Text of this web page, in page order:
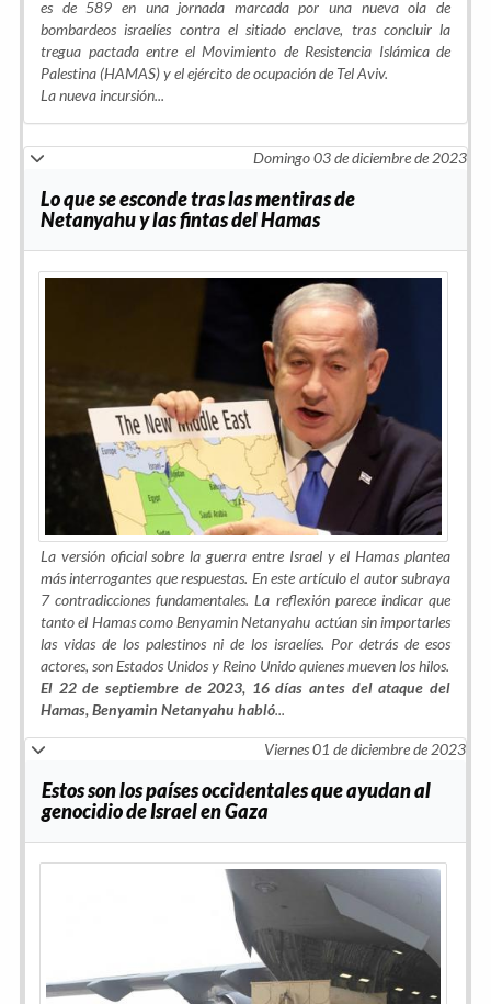
es de 589 en una jornada marcada por una nueva ola de
bombardeos israelíes contra el sitiado enclave, tras concluir la
tregua pactada entre el Movimiento de Resistencia Islámica de
Palestina (HAMAS) y el ejército de ocupación de Tel Aviv.
La nueva incursión...
Domingo 03 de diciembre de 2023
Lo que se esconde tras las mentiras de
Netanyahu y las fintas del Hamas
La versión oficial sobre la guerra entre Israel y el Hamas plantea
más interrogantes que respuestas. En este artículo el autor subraya
7 contradicciones fundamentales. La reflexión parece indicar que
tanto el Hamas como Benyamin Netanyahu actúan sin importarles
las vidas de los palestinos ni de los israelíes. Por detrás de esos
actores, son Estados Unidos y Reino Unido quienes mueven los hilos.
El 22 de septiembre de 2023, 16 días antes del ataque del
Hamas, Benyamin Netanyahu habló...
Viernes 01 de diciembre de 2023
Estos son los países occidentales que ayudan al
genocidio de Israel en Gaza